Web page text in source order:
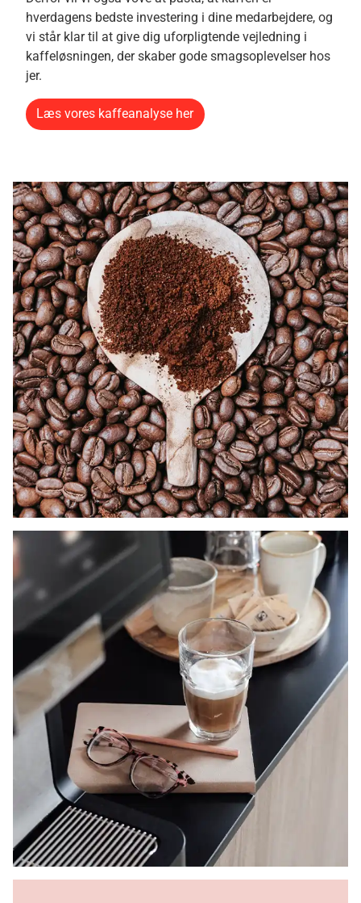
hverdagens bedste investering i dine medarbejdere, og
vi står klar til at give dig uforpligtende vejledning i
kaffeløsningen, der skaber gode smagsoplevelser hos
jer.
Læs vores kaffeanalyse her